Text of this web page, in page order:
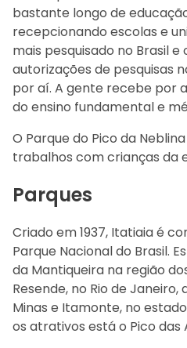
bastante longo de
recepcionando escolas e
mais pesquisado no Brasil
autorizações de pesquisas
por aí. A gente recebe por
do ensino fundamental e
O Parque do Pico da
trabalhos com crianças da
Parques
Criado em 1937, Itatiaia é
Parque Nacional do Brasil.
da Mantiqueira na região
Resende, no Rio de
Minas e Itamonte, no
os atrativos está o Pico das